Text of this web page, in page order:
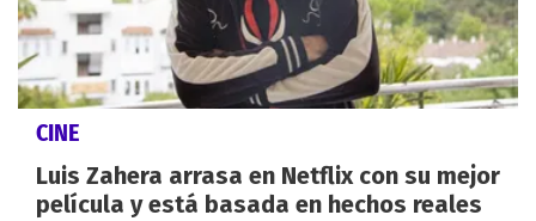
CINE
Luis Zahera arrasa en Netflix con su mejor
película y está basada en hechos reales